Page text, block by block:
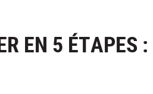
EN 5 ÉTAPES